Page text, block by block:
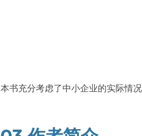
本书充分考虑了中小企业的实际情